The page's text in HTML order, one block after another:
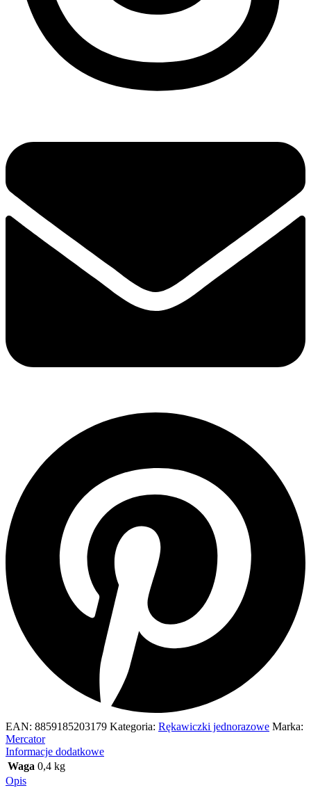
EAN: 8859185203179 Kategoria: Rękawiczki jednorazowe Marka:
Mercator
Informacje dodatkowe
Waga 0,4 kg
Opis